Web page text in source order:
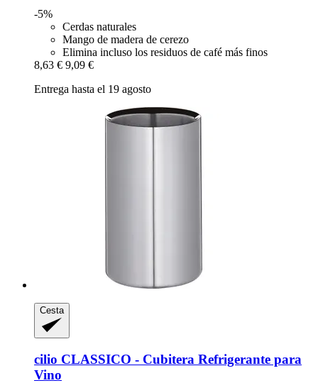
-5%
Cerdas naturales
Mango de madera de cerezo
Elimina incluso los residuos de café más finos
8,63 € 9,09 €
Entrega hasta el 19 agosto
Cesta
cilio CLASSICO -​ Cubitera Refrigerante para
Vino